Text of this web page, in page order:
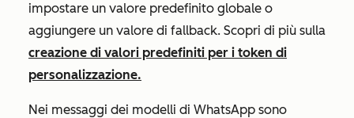
impostare un valore predefinito globale o
aggiungere un valore di fallback. Scopri di più sulla
creazione di valori predefiniti per i token di
personalizzazione.
Nei messaggi dei modelli di WhatsApp sono